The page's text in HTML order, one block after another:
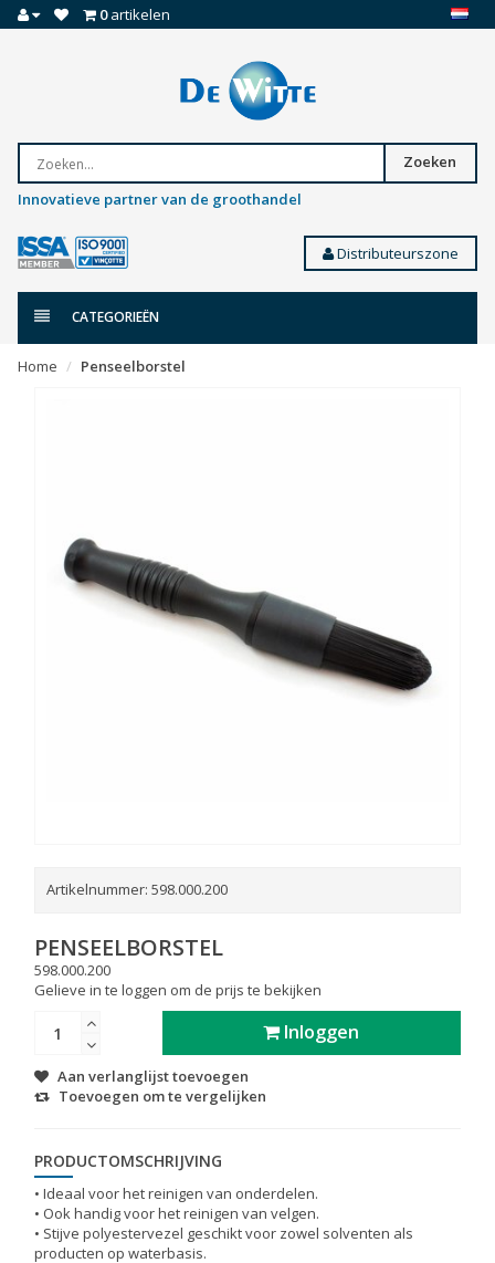
0artikelen
Zoeken
Innovatieve partner van de groothandel
Distributeurszone
CATEGORIEËN
Home Penseelborstel
Artikelnummer: 598.000.200
PENSEELBORSTEL
598.000.200
Gelieve in te loggen om de prijs te bekijken
Inloggen
Aan verlanglijst toevoegen
Toevoegen om te vergelijken
PRODUCTOMSCHRIJVING
• Ideaal voor het reinigen van onderdelen.
• Ook handig voor het reinigen van velgen.
• Stijve polyestervezel geschikt voor zowel solventen als
producten op waterbasis.